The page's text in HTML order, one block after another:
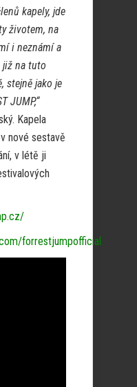
kapely, jde
životem, na
i neznámí a
na tuto
stejně jako je
JUMP,“
Kapela
nové sestavě
v létě ji
forrestjumpofficial